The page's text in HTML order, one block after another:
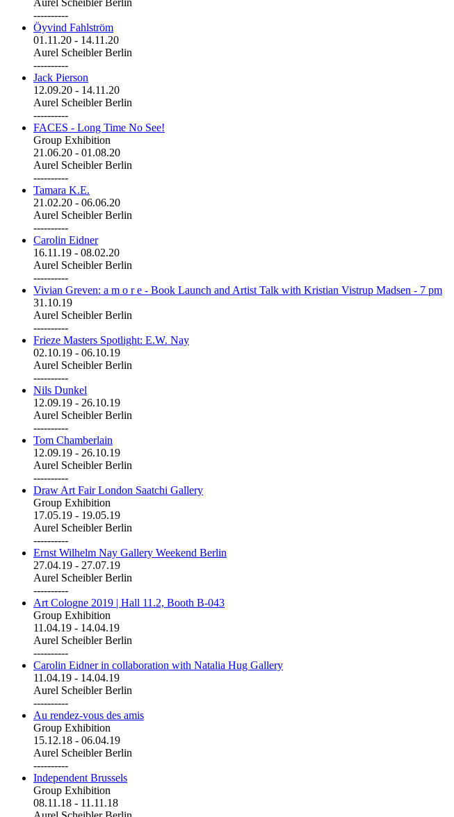
----------
Öyvind Fahlström
01.11.20 - 14.11.20
Aurel Scheibler Berlin
----------
Jack Pierson
12.09.20 - 14.11.20
Aurel Scheibler Berlin
----------
FACES - Long Time No See!
Group Exhibition
21.06.20 - 01.08.20
Aurel Scheibler Berlin
----------
Tamara K.E.
21.02.20 - 06.06.20
Aurel Scheibler Berlin
----------
Carolin Eidner
16.11.19 - 08.02.20
Aurel Scheibler Berlin
----------
Vivian Greven: a m o r e - Book Launch and Artist Talk with Kristian Vistrup Madsen - 7 pm
31.10.19
Aurel Scheibler Berlin
----------
Frieze Masters Spotlight: E.W. Nay
02.10.19 - 06.10.19
Aurel Scheibler Berlin
----------
Nils Dunkel
12.09.19 - 26.10.19
Aurel Scheibler Berlin
----------
Tom Chamberlain
12.09.19 - 26.10.19
Aurel Scheibler Berlin
----------
Draw Art Fair London Saatchi Gallery
Group Exhibition
17.05.19 - 19.05.19
Aurel Scheibler Berlin
----------
Ernst Wilhelm Nay Gallery Weekend Berlin
27.04.19 - 27.07.19
Aurel Scheibler Berlin
----------
Art Cologne 2019 | Hall 11.2, Booth B-043
Group Exhibition
11.04.19 - 14.04.19
Aurel Scheibler Berlin
----------
Carolin Eidner in collaboration with Natalia Hug Gallery
11.04.19 - 14.04.19
Aurel Scheibler Berlin
----------
Au rendez-vous des amis
Group Exhibition
15.12.18 - 06.04.19
Aurel Scheibler Berlin
----------
Independent Brussels
Group Exhibition
08.11.18 - 11.11.18